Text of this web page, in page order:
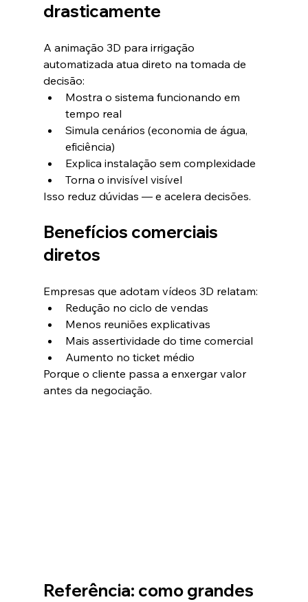
drasticamente
A animação 3D para irrigação
automatizada atua direto na tomada de
decisão:
Mostra o sistema funcionando em
tempo real
Simula cenários (economia de água,
eficiência)
Explica instalação sem complexidade
Torna o invisível visível
Isso reduz dúvidas — e acelera decisões.
Benefícios comerciais
diretos
Empresas que adotam vídeos 3D relatam:
Redução no ciclo de vendas
Menos reuniões explicativas
Mais assertividade do time comercial
Aumento no ticket médio
Porque o cliente passa a enxergar valor
antes da negociação.
Referência: como grandes